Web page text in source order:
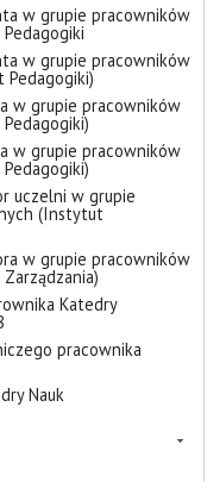
w grupie pracowników
w grupie pracowników
w grupie pracowników
w grupie pracowników
uczelni w grupie
(Instytut
w grupie pracowników
Katedry
pracownika
Nauk